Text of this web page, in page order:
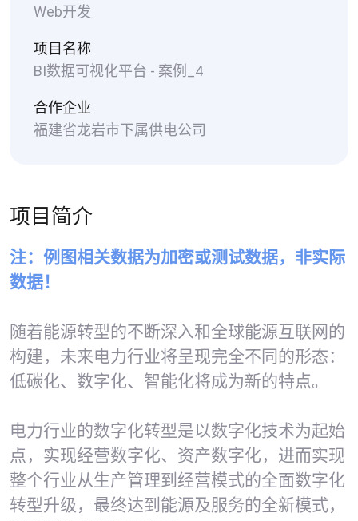
Web开发
项目名称
BI数据可视化平台 - 案例_4
合作企业
福建省龙岩市下属供电公司
项目简介
注：例图相关数据为加密或测试数据，非实际
数据！
随着能源转型的不断深入和全球能源互联网的
构建，未来电力行业将呈现完全不同的形态：
低碳化、数字化、智能化将成为新的特点。
电力行业的数字化转型是以数字化技术为起始
点，实现经营数字化、资产数字化，进而实现
整个行业从生产管理到经营模式的全面数字化
转型升级，最终达到能源及服务的全新模式，